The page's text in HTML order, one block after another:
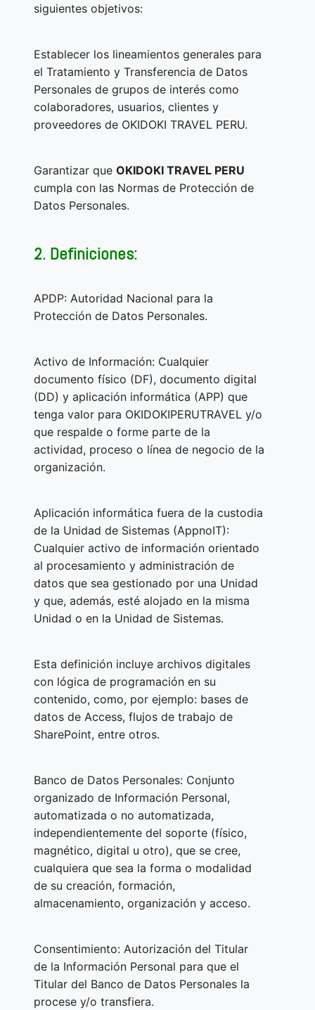
siguientes objetivos:
Establecer los lineamientos generales para
el Tratamiento y Transferencia de Datos
Personales de grupos de interés como
colaboradores, usuarios, clientes y
proveedores de OKIDOKI TRAVEL PERU.
Garantizar que OKIDOKI TRAVEL PERU
cumpla con las Normas de Protección de
Datos Personales.
2. Definiciones:
APDP: Autoridad Nacional para la
Protección de Datos Personales.
Activo de Información: Cualquier
documento físico (DF), documento digital
(DD) y aplicación informática (APP) que
tenga valor para OKIDOKIPERUTRAVEL y/o
que respalde o forme parte de la
actividad, proceso o línea de negocio de la
organización.
Aplicación informática fuera de la custodia
de la Unidad de Sistemas (AppnoIT):
Cualquier activo de información orientado
al procesamiento y administración de
datos que sea gestionado por una Unidad
y que, además, esté alojado en la misma
Unidad o en la Unidad de Sistemas.
Esta definición incluye archivos digitales
con lógica de programación en su
contenido, como, por ejemplo: bases de
datos de Access, flujos de trabajo de
SharePoint, entre otros.
Banco de Datos Personales: Conjunto
organizado de Información Personal,
automatizada o no automatizada,
independientemente del soporte (físico,
magnético, digital u otro), que se cree,
cualquiera que sea la forma o modalidad
de su creación, formación,
almacenamiento, organización y acceso.
Consentimiento: Autorización del Titular
de la Información Personal para que el
Titular del Banco de Datos Personales la
procese y/o transfiera.